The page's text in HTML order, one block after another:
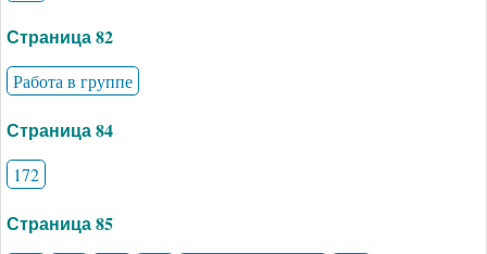
Страница 82
Работа в группе
Страница 84
172
Страница 85